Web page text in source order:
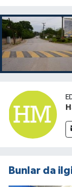
Bunlar da